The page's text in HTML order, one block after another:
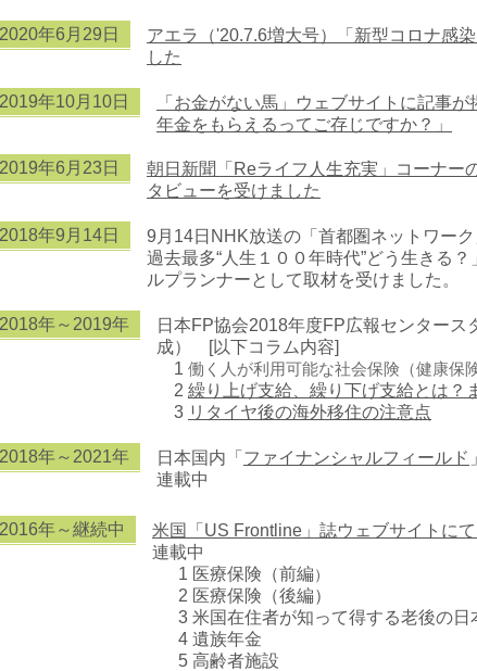
2020年6 月29日
アエラ（'20.7.6増大号）「新型コロナ感
した
2019年10月10日
「お金がない馬」ウェブサイトに記事
年金をもらえるってご存じですか？」
2019年6 月23日
朝日新聞「Reライフ人生充実」コーナー
タビューを受けました
2018年9 月14日 9 月 14日 NHK放送の「首都圏ネットワー
過去最多“人生１００年時代”どう生きる
ルプランナーとして取材を受けました。
2018年～2019年
日本FP協会2018年度FP広報センター
成） [以下コラム内容]
1 働く人が利用可能な社会保険（健康保
2 繰り上げ支給、繰り下げ支給とは？
3 リタイヤ後の海外移住の注意点
2018年 ～ 2021年 日本国内「 ファイナンシャルフィールド
連載中
2016年～継続中 米国「US Frontline」誌ウェブサイトに
連載中
1 医療保険（前編）
2 医療保険（後編）
3 米国在住者が知って得する老後の日
4 遺族年金
5 高齢者施設